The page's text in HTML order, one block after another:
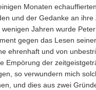
Monaten
und der Gedanke an
Jahren wurde
gegen das Lesen
ehrenhaft und von
Empörung der
so verwundern mich
und dies aus zwei